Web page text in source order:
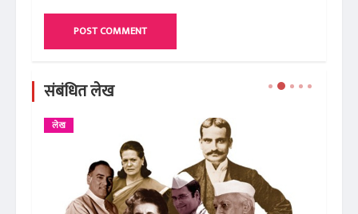
POST COMMENT
संबंधित लेख
लेख